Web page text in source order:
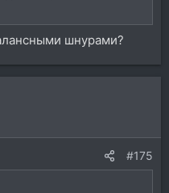
шнурами?
#175